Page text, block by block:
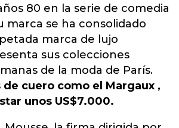
80 en la serie de comedia
marca se ha consolidado
marca de lujo
sus colecciones
de la moda de París.
cuero como el Margaux ,
unos US$7.000.